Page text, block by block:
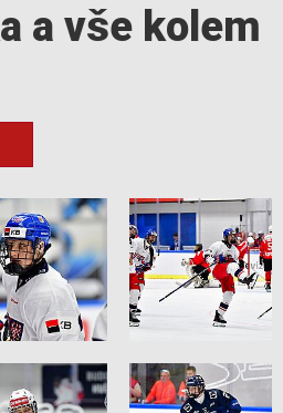
a vše kolem